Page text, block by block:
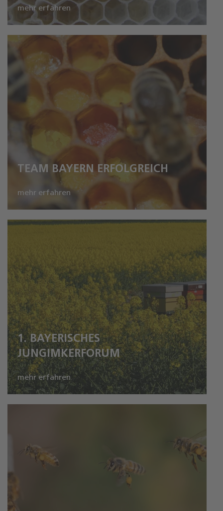
mehr erfahren
TEAM BAYERN ERFOLGREICH
mehr erfahren
1. BAYERISCHES
JUNGIMKERFORUM
mehr erfahren